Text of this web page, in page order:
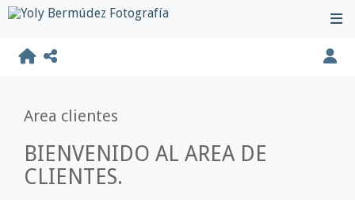
Area clientes
BIENVENIDO AL AREA DE
CLIENTES.